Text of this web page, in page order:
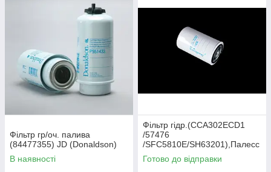
Фільтр гр/оч. палива
(84477355) JD (Donaldson)
В наявності
Фільтр гідр.(CCA302ECD1
/57476
/SFC5810E/SH63201),Палесс
е-812/1218, KCK-
600(Donaldson)
Готово до відправки